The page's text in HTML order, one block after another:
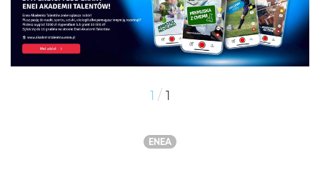
1 / 1
ENEA